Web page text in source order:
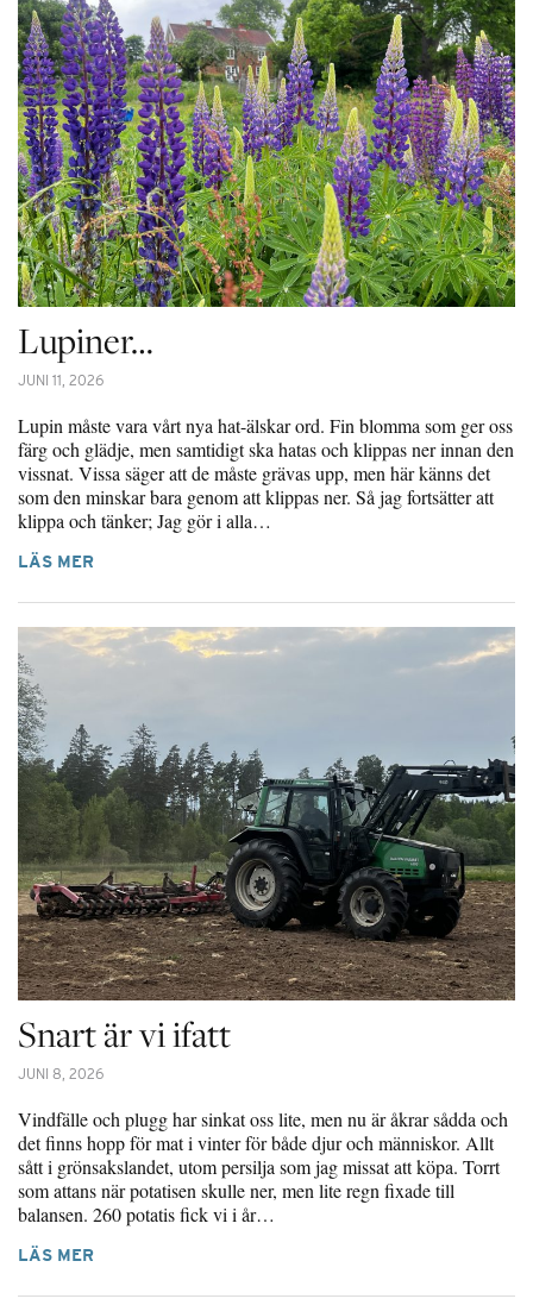
Lupiner…
JUNI 11, 2026
Lupin måste vara vårt nya hat-älskar ord. Fin blomma som ger oss
färg och glädje, men samtidigt ska hatas och klippas ner innan den
vissnat. Vissa säger att de måste grävas upp, men här känns det
som den minskar bara genom att klippas ner. Så jag fortsätter att
klippa och tänker; Jag gör i alla…
LÄS MER
Snart är vi ifatt
JUNI 8, 2026
Vindfälle och plugg har sinkat oss lite, men nu är åkrar sådda och
det finns hopp för mat i vinter för både djur och människor. Allt
sått i grönsakslandet, utom persilja som jag missat att köpa. Torrt
som attans när potatisen skulle ner, men lite regn fixade till
balansen. 260 potatis fick vi i år…
LÄS MER